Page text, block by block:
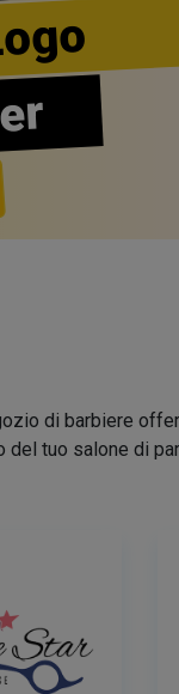
di barbiere
tuo salone di